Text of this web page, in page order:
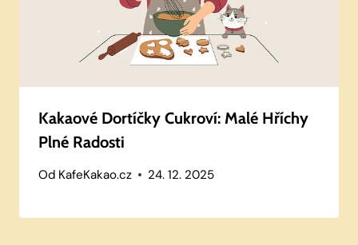
Kakaové Dortíčky Cukroví: Malé Hříchy
Plné Radosti
Od KafeKakao.cz 24. 12. 2025